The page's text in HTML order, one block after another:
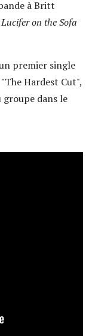
à Britt
Lucifer on the Sofa
premier single
Hardest Cut",
groupe dans le